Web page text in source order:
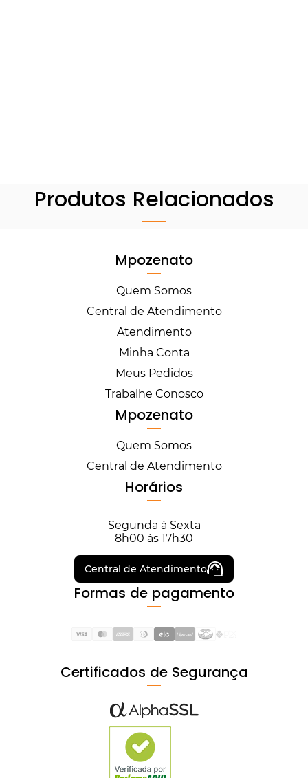
Produtos Relacionados
Mpozenato
Quem Somos
Central de Atendimento
Atendimento
Minha Conta
Meus Pedidos
Trabalhe Conosco
Mpozenato
Quem Somos
Central de Atendimento
Horários
Segunda à Sexta
8h00 às 17h30
Central de Atendimento
Formas de pagamento
Certificados de Segurança